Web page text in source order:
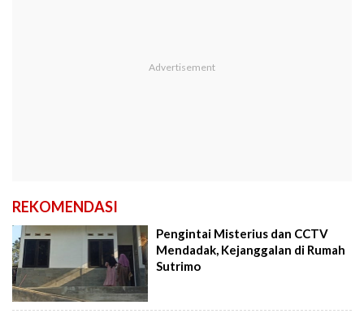
REKOMENDASI
Pengintai Misterius dan CCTV
Mendadak, Kejanggalan di Rumah
Sutrimo